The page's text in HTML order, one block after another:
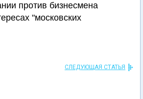
против бизнесмена
"московских
СЛЕДУЮЩАЯ СТАТЬЯ